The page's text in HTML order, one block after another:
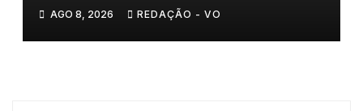
AGO 8, 2026 REDAÇÃO - VO